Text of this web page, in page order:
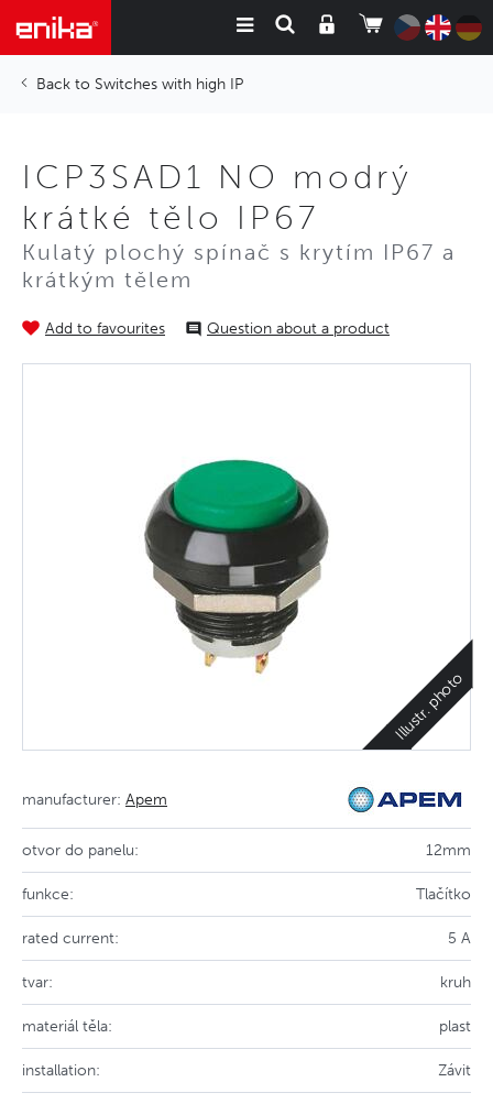
Switches with high IP
ICP3SAD1 NO modrý
krátké tělo IP67
Kulatý plochý spínač s krytím IP67 a
krátkým tělem
Add to favourites Question about a product
Illustr. photo
manufacturer: Apem
otvor do panelu: 12mm
funkce: Tlačítko
rated current: 5 A
tvar: kruh
materiál těla: plast
installation: Závit